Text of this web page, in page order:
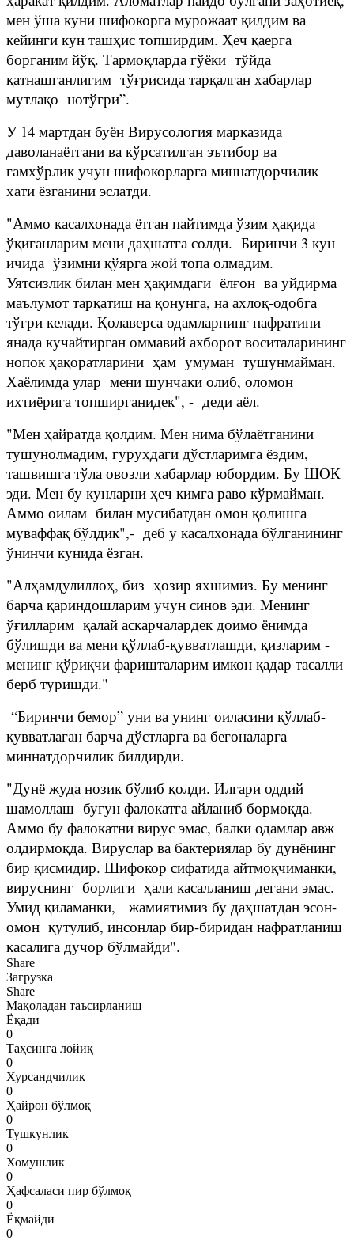
мен ўша куни шифокорга мурожаат қилдим ва
кейинги кун ташҳис топширдим. Ҳеч қаерга
борганим йўқ. Тармоқларда гўёки тўйда
қатнашганлигим тўғрисида тарқалган хабарлар
мутлақо нотўғри”.
У 14 мартдан буён Вирусология марказида
даволанаётгани ва кўрсатилган эътибор ва
ғамхўрлик учун шифокорларга миннатдорчилик
хати ёзганини эслатди.
"Аммо касалхонада ётган пайтимда ўзим ҳақида
ўқиганларим мени даҳшатга солди. Биринчи 3 кун
ичида ўзимни қўярга жой топа олмадим.
Уятсизлик билан мен ҳақимдаги ёлғон ва уйдирма
маълумот тарқатиш на қонунга, на ахлоқ-одобга
тўғри келади. Қолаверса одамларнинг нафратини
янада кучайтирган оммавий ахборот воситаларининг
нопок ҳақоратларини ҳам умуман тушунмайман.
Хаёлимда улар мени шунчаки олиб, оломон
ихтиёрига топширганидек", - деди аёл.
"Мен ҳайратда қолдим. Мен нима бўлаётганини
тушунолмадим, гуруҳдаги дўстларимга ёздим,
ташвишга тўла овозли хабарлар юбордим. Бу ШОК
эди. Мен бу кунларни ҳеч кимга раво кўрмайман.
Аммо оилам билан мусибатдан омон қолишга
муваффақ бўлдик",- деб у касалхонада бўлганининг
ўнинчи кунида ёзган.
"Алҳамдулиллоҳ, биз ҳозир яхшимиз. Бу менинг
барча қариндошларим учун синов эди. Менинг
ўғилларим қалай аскарчалардек доимо ёнимда
бўлишди ва мени қўллаб-қувватлашди, қизларим -
менинг қўриқчи фаришталарим имкон қадар тасалли
берб туришди."
“Биринчи бемор” уни ва унинг оиласини қўллаб-
қувватлаган барча дўстларга ва бегоналарга
миннатдорчилик билдирди.
"Дунё жуда нозик бўлиб қолди. Илгари оддий
шамоллаш бугун фалокатга айланиб бормоқда.
Аммо бу фалокатни вирус эмас, балки одамлар авж
олдирмоқда. Вируслар ва бактериялар бу дунёнинг
бир қисмидир. Шифокор сифатида айтмоқчиманки,
вируснинг борлиги ҳали касалланиш дегани эмас.
Умид қиламанки, жамиятимиз бу даҳшатдан эсон-
омон қутулиб, инсонлар бир-биридан нафратланиш
касалига дучор бўлмайди".
Share
Загрузка
Share
Мақоладан таъсирланиш
Ёқади
0
Таҳсинга лойиқ
0
Хурсандчилик
0
Ҳайрон бўлмоқ
0
Тушкунлик
0
Хомушлик
0
Ҳафсаласи пир бўлмоқ
0
Ёқмайди
0